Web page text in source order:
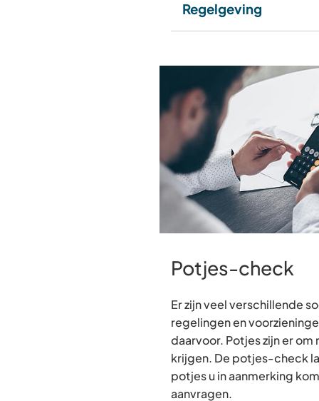
Regelgeving
Potjes-check
Er zijn veel verschillende
regelingen en
daarvoor. Potjes zijn er om
krijgen. De potjes-check
potjes u in aanmerking
aanvragen.